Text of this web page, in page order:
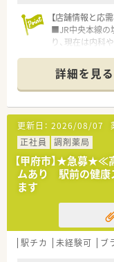
【店舗情報と応
■JR中央本線の
り、現在は内科
■2026年5月に
れまで以上に幅
■薬剤師3名と事
人宅への在宅業
【勤務実態につい
■週休2日制を
っており、有給
ます。
■若手薬剤師
ています。
■残業時間の管
体制も充実して
す。
詳細を見る
更新日： 2026/08/07
正社員
調剤薬局
【甲府市】★急募
ムあり 駅前の健康
ます
駅チカ 未経験可 ブ